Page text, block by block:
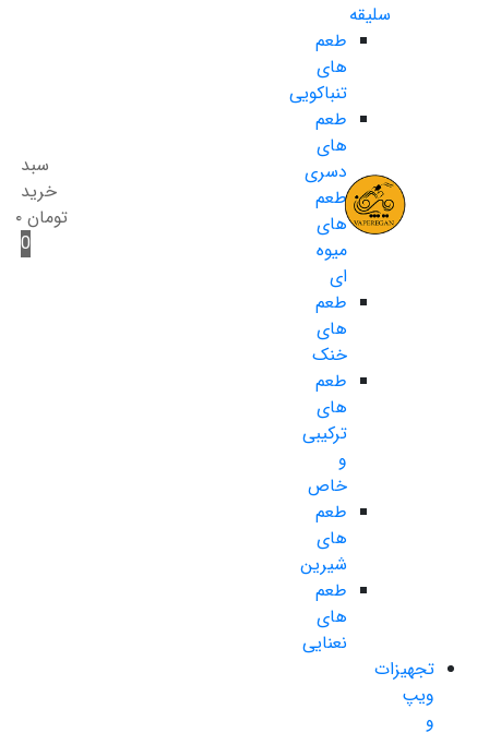
سلیقه
طعم
های
تنباکویی
طعم
های
دسری
طعم
های
میوه
ای
طعم
های
خنک
طعم
های
ترکیبی
خاص
طعم
های
شیرین
طعم
های
نعنایی
تجهیزات
ویپ
سبد
خرید
تومان۰